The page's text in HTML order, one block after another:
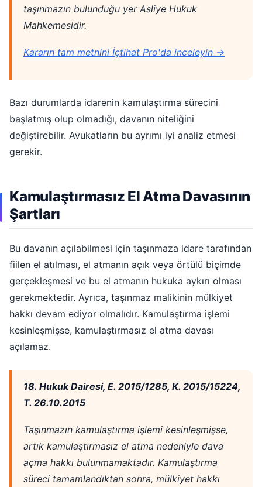
taşınmazın bulunduğu yer Asliye Hukuk
Mahkemesidir.
Kararın tam metnini İçtihat Pro'da inceleyin →
Bazı durumlarda idarenin kamulaştırma sürecini
başlatmış olup olmadığı, davanın niteliğini
değiştirebilir. Avukatların bu ayrımı iyi analiz etmesi
gerekir.
Kamulaştırmasız El Atma Davasının
Şartları
Bu davanın açılabilmesi için taşınmaza idare tarafından
fiilen el atılması, el atmanın açık veya örtülü biçimde
gerçekleşmesi ve bu el atmanın hukuka aykırı olması
gerekmektedir. Ayrıca, taşınmaz malikinin mülkiyet
hakkı devam ediyor olmalıdır. Kamulaştırma işlemi
kesinleşmişse, kamulaştırmasız el atma davası
açılamaz.
18. Hukuk Dairesi, E. 2015/1285, K. 2015/15224,
T. 26.10.2015
Taşınmazın kamulaştırma işlemi kesinleşmişse,
artık kamulaştırmasız el atma nedeniyle dava
açma hakkı bulunmamaktadır. Kamulaştırma
süreci tamamlandıktan sonra, mülkiyet hakkı